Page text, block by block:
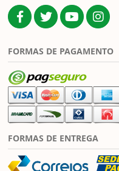
FORMAS DE PAGAMENTO
FORMAS DE ENTREGA